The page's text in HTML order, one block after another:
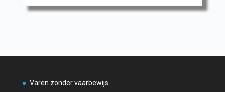
Varen zonder vaarbewijs